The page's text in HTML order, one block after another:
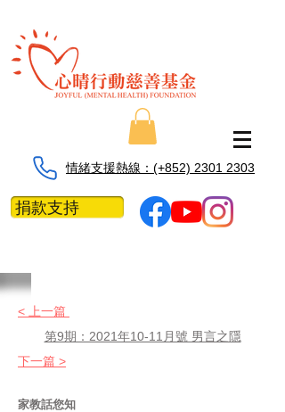
情緒支援熱線：​​(+852) 2301 2303
捐款支持
< 上一篇
第9期：2021年10-11月號 男言之隱
下一篇 >
​家教話您知